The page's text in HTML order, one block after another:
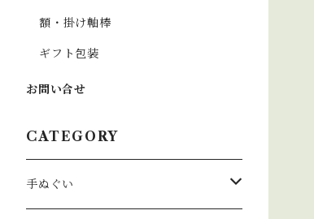
額・掛け軸棒
ギフト包装
お問い合せ
CATEGORY
手ぬぐい